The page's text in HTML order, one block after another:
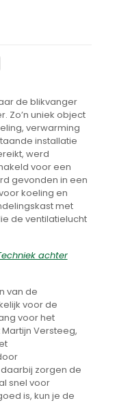
de blikvanger
Zo’n uniek object
verwarming
installatie
werd
voor een
gevonden in een
koeling en
met
de ventilatielucht
achter
van de
voor de
voor het
Versteeg,
zorgen de
snel voor
is, kun je de